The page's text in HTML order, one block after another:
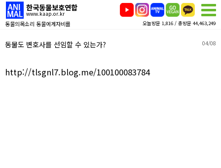
한국동물보호연합
www.kaap.or.kr
동물의목소리 동물에게자비를 오늘방문 1,816 / 총방문 44,463,249
동물도 변호사를 선임할 수 있는가? 04/08
http://tlsgnl7.blog.me/100100083784